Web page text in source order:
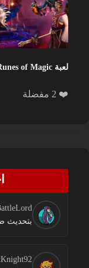
لعبة Runes of Magic
❤️ 2 مفضلة
بتحديث